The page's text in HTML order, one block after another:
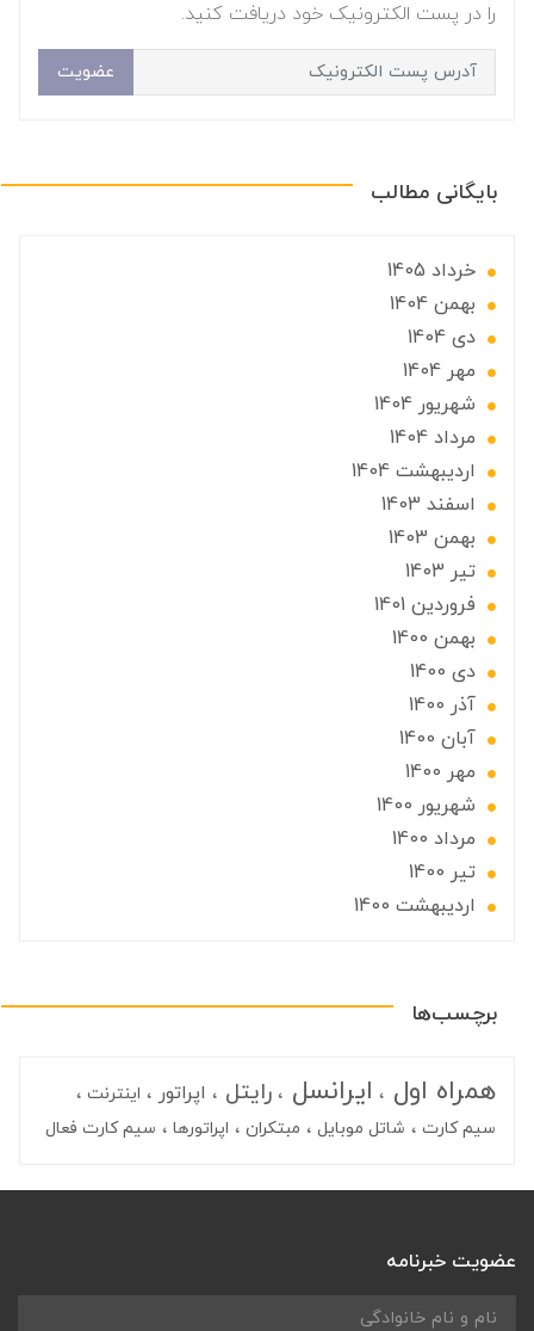
را در پست الکترونیک خود دریافت کنید.
عضویت
بایگانی مطالب
خرداد 1405
بهمن 1404
دی 1404
مهر 1404
شهریور 1404
مرداد 1404
ارديبهشت 1404
اسفند 1403
بهمن 1403
تير 1403
فروردین 1401
بهمن 1400
دی 1400
آذر 1400
آبان 1400
مهر 1400
شهریور 1400
مرداد 1400
تير 1400
ارديبهشت 1400
برچسب‌ها
همراه اول ایرانسل رایتل اپراتور
اینترنت
سیم کارت
شاتل موبایل مبتکران اپراتورها سیم کارت فعال
عضویت خبرنامه